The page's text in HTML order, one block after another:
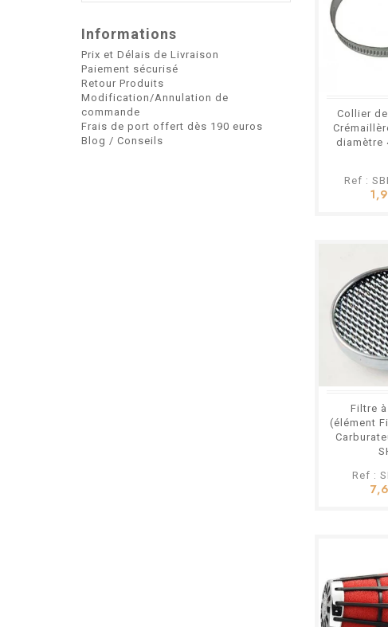
Informations
Prix et Délais de Livraison
Paiement sécurisé
Retour Produits
Modification/Annulation de
commande
Frais de port offert dès 190 euros
Blog / Conseils
Collier
diamètre
Ref :
Filtre
(élément
Ref :